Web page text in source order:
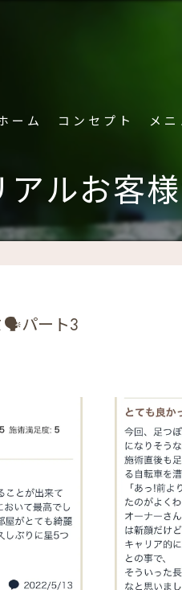
ーム コンセプト メニ
アルお客
🗣️パート3